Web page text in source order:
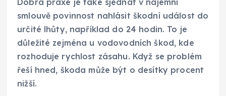
smlouvě povinnost nahlásit škodní událost do
určité lhůty, například do 24 hodin. To je
důležité zejména u vodovodních škod, kde
rozhoduje rychlost zásahu. Když se problém
řeší hned, škoda může být o desítky procent
nižší.